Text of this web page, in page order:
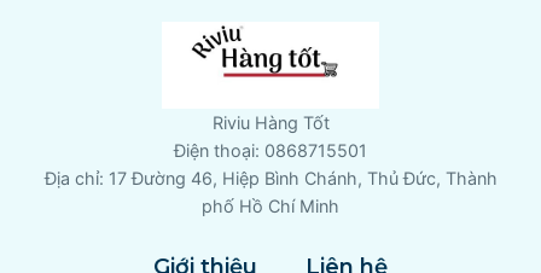
Riviu Hàng Tốt
Điện thoại: 0868715501
Địa chỉ: 17 Đường 46, Hiệp Bình Chánh, Thủ Đức, Thành
phố Hồ Chí Minh
Giới thiệu Liên hệ